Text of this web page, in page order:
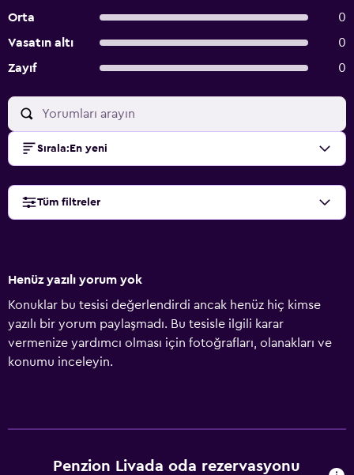
Orta
0
Vasatın altı
0
Zayıf
0
Sırala: En yeni
Tüm filtreler
Henüz yazılı yorum yok
Konuklar bu tesisi değerlendirdi ancak henüz hiç kimse
yazılı bir yorum paylaşmadı. Bu tesisle ilgili karar
vermenize yardımcı olması için fotoğrafları, olanakları ve
konumu inceleyin.
Penzion Livada oda rezervasyonu